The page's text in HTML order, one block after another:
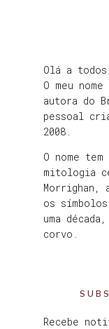
Olá a
O meu
autora do
pessoal
2008.
O nome
mitologia
Morrighan,
os
uma
corvo.
Recebe